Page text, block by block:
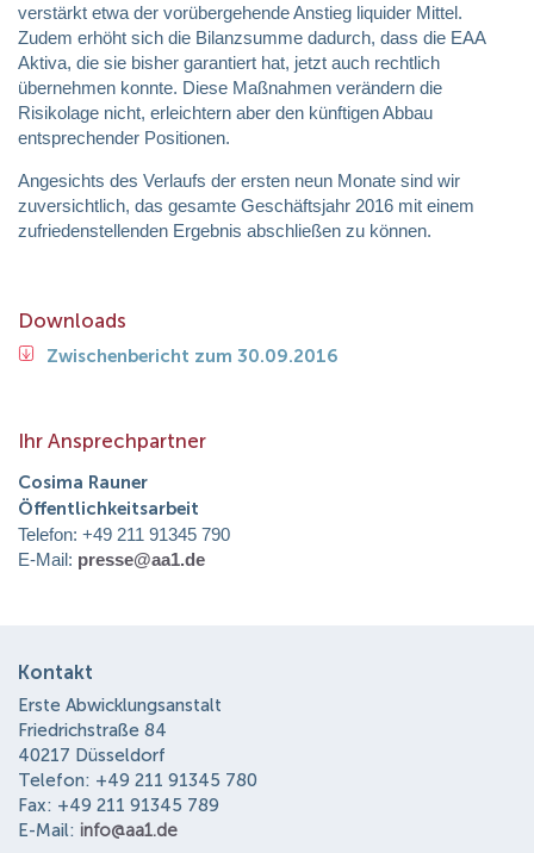
verstärkt etwa der vorübergehende Anstieg liquider Mittel.
Zudem erhöht sich die Bilanzsumme dadurch, dass die EAA
Aktiva, die sie bisher garantiert hat, jetzt auch rechtlich
übernehmen konnte. Diese Maßnahmen verändern die
Risikolage nicht, erleichtern aber den künftigen Abbau
entsprechender Positionen.
Angesichts des Verlaufs der ersten neun Monate sind wir
zuversichtlich, das gesamte Geschäftsjahr 2016 mit einem
zufriedenstellenden Ergebnis abschließen zu können.
Downloads
Zwischenbericht zum 30.09.2016
Ihr Ansprechpartner
Cosima Rauner
Öffentlichkeitsarbeit
Telefon: +49 211 91345 790
E-Mail: presse@aa1.de
Kontakt
Erste Abwicklungsanstalt
Friedrichstraße 84
40217 Düsseldorf
Telefon: +49 211 91345 780
Fax: +49 211 91345 789
E-Mail: info@aa1.de